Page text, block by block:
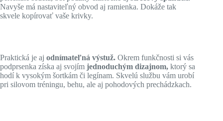
Navyše má nastaviteľný obvod aj ramienka. Dokáže tak
skvele kopírovať vaše krivky.
Praktická je aj odnímateľná výstuž. Okrem funkčnosti si vás
podprsenka získa aj svojím jednoduchým dizajnom, ktorý sa
hodí k vysokým šortkám či legínam. Skvelú službu vám urobí
pri silovom tréningu, behu, ale aj pohodových prechádzkach.